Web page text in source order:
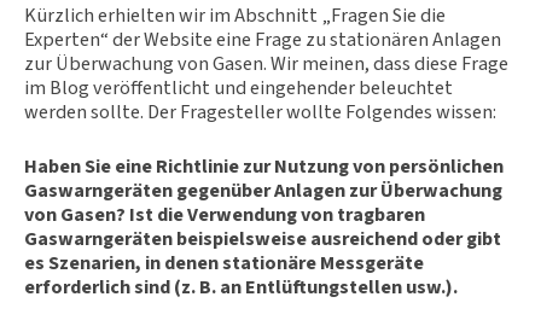
Kürzlich erhielten wir im Abschnitt „Fragen Sie die
Experten“ der Website eine Frage zu stationären Anlagen
zur Überwachung von Gasen. Wir meinen, dass diese Frage
im Blog veröffentlicht und eingehender beleuchtet
werden sollte. Der Fragesteller wollte Folgendes wissen:
Haben Sie eine Richtlinie zur Nutzung von persönlichen
Gaswarngeräten gegenüber Anlagen zur Überwachung
von Gasen? Ist die Verwendung von tragbaren
Gaswarngeräten beispielsweise ausreichend oder gibt
es Szenarien, in denen stationäre Messgeräte
erforderlich sind (z. B. an Entlüftungstellen usw.).